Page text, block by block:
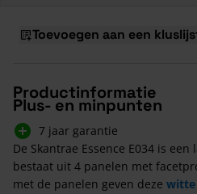
Toevoegen aan een
Productinformatie
Plus- en minpunten
7 jaar garantie
De Skantrae Essence E034 is een
bestaat uit 4 panelen met
met de panelen geven deze witte